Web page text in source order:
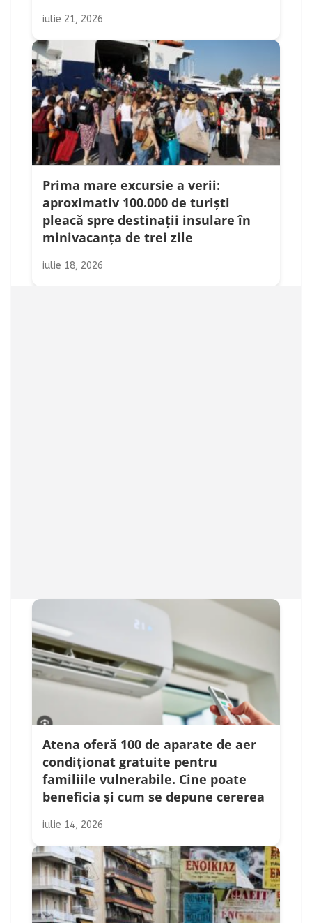
iulie 21, 2026
Prima mare excursie a verii:
aproximativ 100.000 de turiști
pleacă spre destinații insulare în
minivacanța de trei zile
iulie 18, 2026
Atena oferă 100 de aparate de aer
condiționat gratuite pentru
familiile vulnerabile. Cine poate
beneficia și cum se depune cererea
iulie 14, 2026